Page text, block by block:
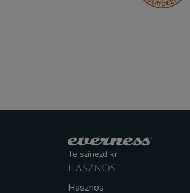
Te színezd ki!
HASZNOS
Hasznos